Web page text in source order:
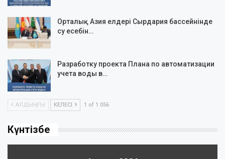
Орталық Азия елдері Сырдария бассейнінде
су есебін…
Разработку проекта Плана по автоматизации
учета воды в…
АЛДЫҢҒЫ КЕЛЕСІ 1 of 1 056
Күнтізбе